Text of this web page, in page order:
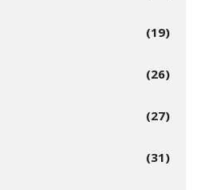
(19)
(26)
(27)
(31)